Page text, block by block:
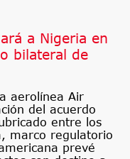
a Nigeria en
bilateral de
aerolínea Air
del acuerdo
entre los
marco regulatorio
prevé